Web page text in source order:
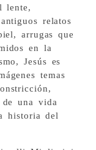
lente,
relatos
arrugas que
en la
Jesús es
temas
una vida
historia del